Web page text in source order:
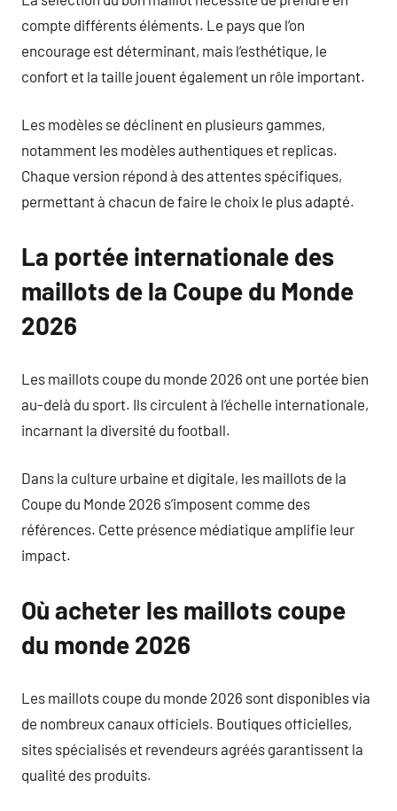
compte différents éléments. Le pays que l’on
encourage est déterminant, mais l’esthétique, le
confort et la taille jouent également un rôle important.
Les modèles se déclinent en plusieurs gammes,
notamment les modèles authentiques et replicas.
Chaque version répond à des attentes spécifiques,
permettant à chacun de faire le choix le plus adapté.
La portée internationale des
maillots de la Coupe du Monde
2026
Les maillots coupe du monde 2026 ont une portée bien
au-delà du sport. Ils circulent à l’échelle internationale,
incarnant la diversité du football.
Dans la culture urbaine et digitale, les maillots de la
Coupe du Monde 2026 s’imposent comme des
références. Cette présence médiatique amplifie leur
impact.
Où acheter les maillots coupe
du monde 2026
Les maillots coupe du monde 2026 sont disponibles via
de nombreux canaux officiels. Boutiques officielles,
sites spécialisés et revendeurs agréés garantissent la
qualité des produits.